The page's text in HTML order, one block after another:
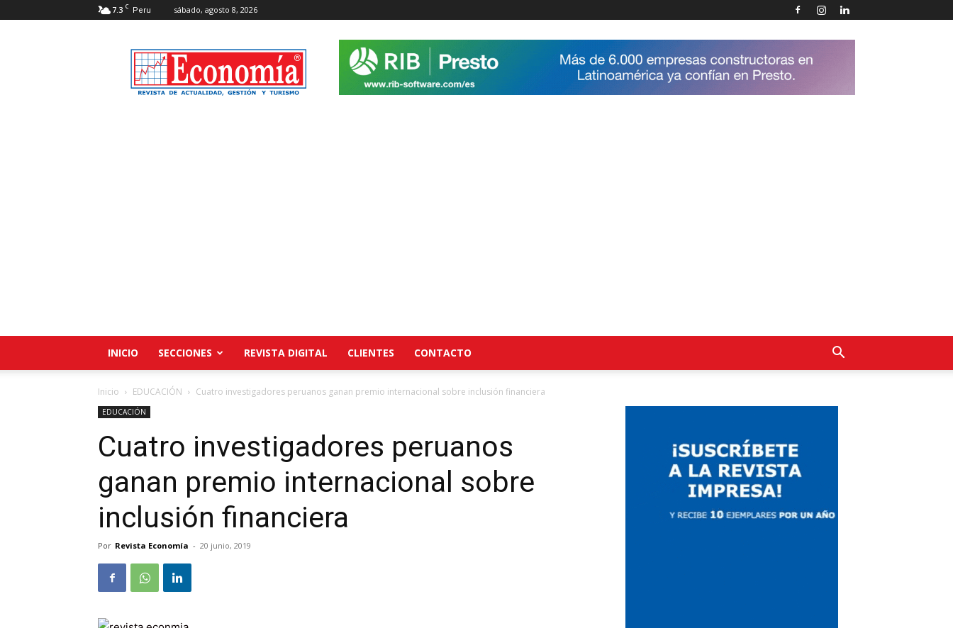
7.3 C Peru sábado, agosto 8, 2026
Revista
Economía
INICIO SECCIONES REVISTA DIGITAL CLIENTES CONTACTO
Inicio EDUCACIÓN Cuatro investigadores peruanos ganan premio internacional sobre inclusión financiera
EDUCACIÓN
Cuatro investigadores peruanos
ganan premio internacional sobre
inclusión financiera
Por Revista Economía - 20 junio, 2019